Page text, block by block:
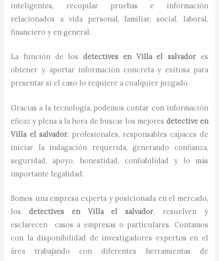
inteligentes, recopilar pruebas e información
relacionados a vida personal, familiar, social, laboral,
financiero y en general.
La función de losdetectives en Villa el salvador es
obtener y aportar información concreta y exitosa para
presentar si el caso lo requiere a cualquier juzgado.
Gracias a la tecnología, podemos contar con información
eficaz y plena a la hora de buscar los mejores detective en
Villa el salvador, profesionales, responsables capaces de
iniciar la indagación requerida, generando confianza,
seguridad, apoyo, honestidad, confiabilidad y lo más
importante legalidad.
Somos una empresa experta y posicionada en el mercado,
losdetectives en Villa el salvador, resuelven y
esclarecen casos a empresas o particulares. Contamos
con la disponibilidad de investigadores expertos en el
área trabajando con diferentes herramientas de